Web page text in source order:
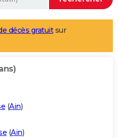
décès gratuitsur
(Ain)
(Ain)